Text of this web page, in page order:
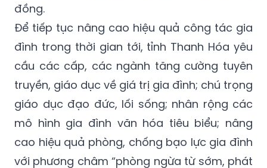
đồng.
Để tiếp tục nâng cao hiệu quả công tác gia
đình trong thời gian tới, tỉnh Thanh Hóa yêu
cầu các cấp, các ngành tăng cường tuyên
truyền, giáo dục về giá trị gia đình; chú trọng
giáo dục đạo đức, lối sống; nhân rộng các
mô hình gia đình văn hóa tiêu biểu; nâng
cao hiệu quả phòng, chống bạo lực gia đình
với phương châm “phòng ngừa từ sớm, phát